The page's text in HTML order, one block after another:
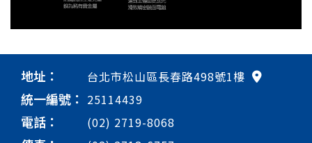
地址： 台北市松山區長春路498號1樓
統一編號： 25114439
電話： (02) 2719-8068